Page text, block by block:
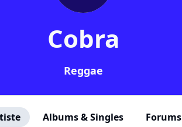
Cobra
Reggae
Albums & Singles Forums